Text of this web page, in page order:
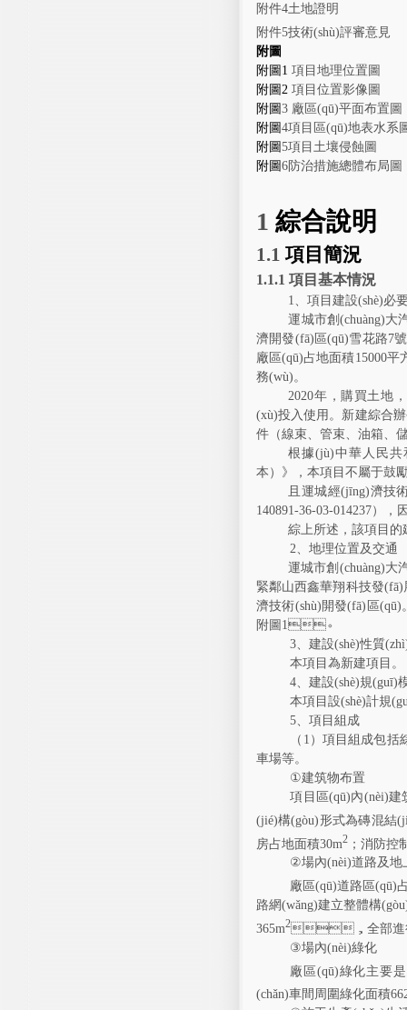
附件4土地證明
附件5技術(shù)評審意 見
附圖
附圖 1 項目地理位置 圖
附圖 2 項目位置影像 圖
附圖3 廠區(qū)平面布置 圖
附圖4項目區(qū)地表水系
附圖5項目土壤侵蝕圖
附圖6防治措施總體布局圖
1 綜合說明
1.1項目簡況
1.1.1 項目基本情況
1
、項目建設(shè)
運城市創(chuàng)大
濟開發(fā)區(qū)雪花路7號
廠區(qū)占地面積15000平
務(wù)。
2020年， 購買土地
(xù)投入使用。新建綜
件（線束、管束、油箱
根據(jù)中華人民
本）》，本項目 不屬于鼓勵
且運城經(jīng)濟技
140891-36-03-014237）
綜上所述，該項目
2 、地理位置及交通
運城市創(chuàng)大
緊鄰山西鑫華翔科技發(fā)
濟技術(shù)開發(fā)區(qū)。
附圖 1 。
3 、建設(shè)性質
本項目為新建項目。
4 、建設(shè)規(guī)
本項目設(shè)計規
5 、項目組成
（ 1 ） 項目組成包括
車場等。
①建筑物布置
項目區(qū)內(nèi)建
(jié)構(gòu)形式為磚混結
房占地面積30m2 ； 消防控
②場內(nèi)道路及地
廠區(qū)道路區(qū)
路網(wǎng)建立整體構
365m2，全部進行
③場內(nèi)綠化
廠區(qū)綠化主要是
(chǎn)車間周圍綠化面積